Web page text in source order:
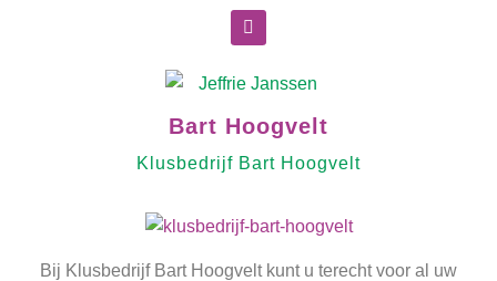
Bart Hoogvelt
Klusbedrijf Bart Hoogvelt
Bij Klusbedrijf Bart Hoogvelt kunt u terecht voor al uw